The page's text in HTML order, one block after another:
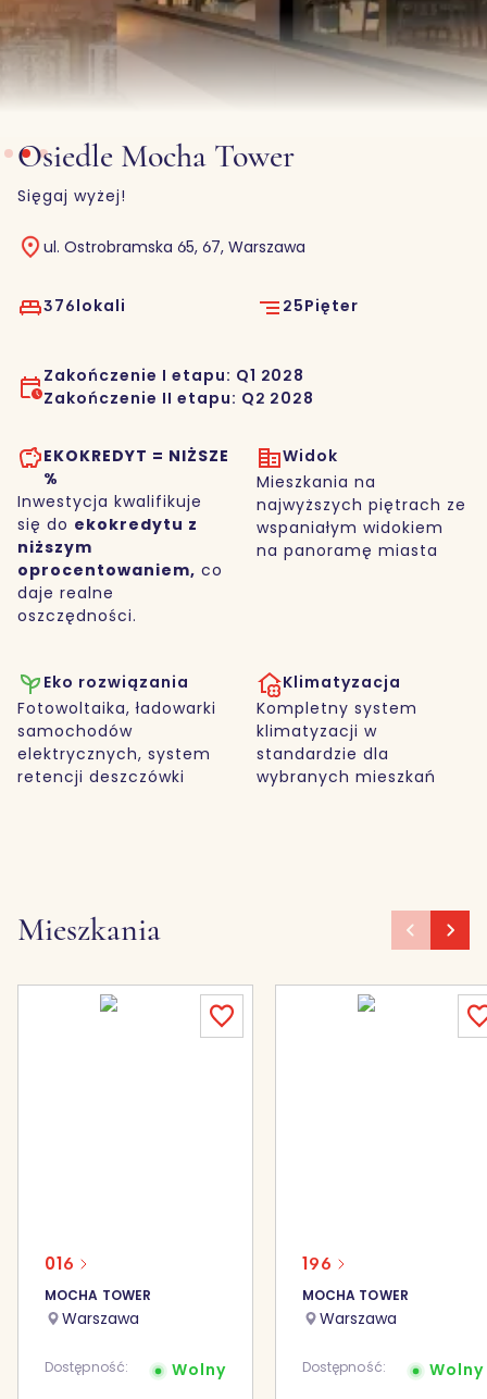
Slide 2 of 3.
Osiedle Mocha Tower
Sięgaj wyżej!
ul. Ostrobramska 65, 67, Warszawa
Zakończenie I etapu: Q1 2028
Zakończenie II etapu: Q2 2028
376lokali 25Pięter
EKOKREDYT = NIŻSZE
%
Inwestycja kwalifikuje
się do ekokredytu z
niższym
oprocentowaniem, co
daje realne
oszczędności.
Widok
Mieszkania na
najwyższych piętrach ze
wspaniałym widokiem
na panoramę miasta
Eko rozwiązania
Fotowoltaika, ładowarki
samochodów
elektrycznych, system
retencji deszczówki
Klimatyzacja
Kompletny system
klimatyzacji w
standardzie dla
wybranych mieszkań
Mieszkania
016
Dostępność: Wolny
MOCHA TOWER
Warszawa
196
Dostępność: Wolny
MOCHA TOWER
Warszawa